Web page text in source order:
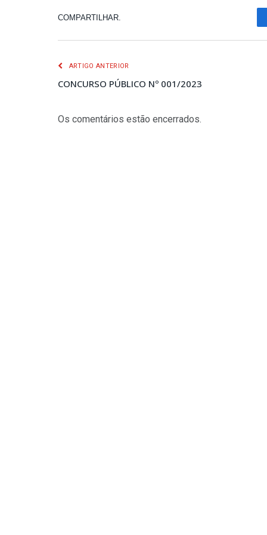
COMPARTILHAR.
ARTIGO ANTERIOR
CONCURSO PÚBLICO Nº 001/2023
Os comentários estão encerrados.